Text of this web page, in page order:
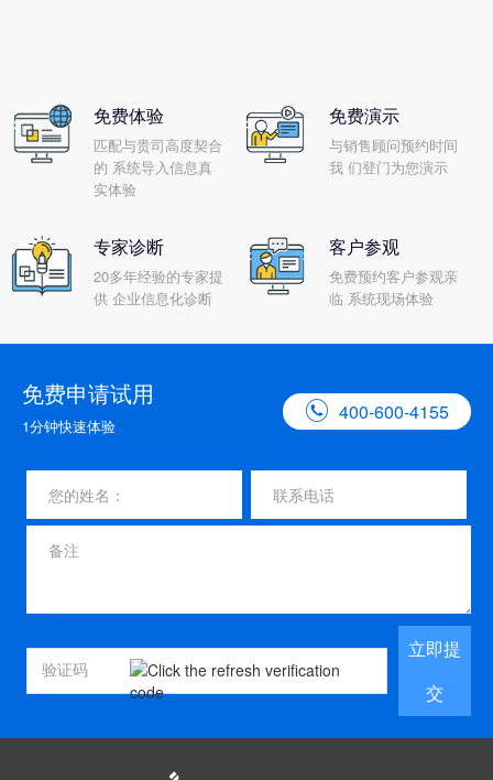
免费体验
匹配与贵司高度契合
的 系统导入信息真
实体验
免费演示
与销售顾问预约时间
我 们登门为您演示
专家诊断
20多年经验的专家提
供 企业信息化诊断
客户参观
免费预约客户参观亲
临 系统现场体验
免费申请试用
1分钟快速体验
 400-600-4155
立即提
交